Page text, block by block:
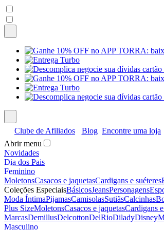
Clube de Afiliados Blog Encontre uma loja
Abrir menu
Novidades
Dia dos Pais
Feminino
MoletonsCasacos e jaquetasCardigans e suéteres
Coleções EspeciaisBásicosJeansPersonagens
Moda ÍntimaPijamasCamisolasSutiãsCalcinhas
Plus SizeMoletonsCasacos e jaquetasCardigans
MarcasDemillusDelcottonDelRioDiladyDisney
Masculino